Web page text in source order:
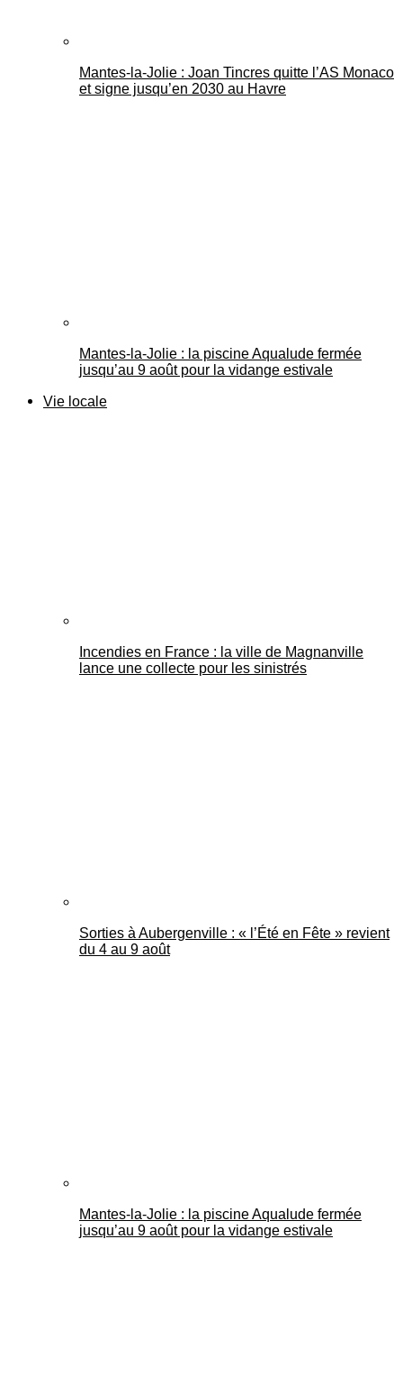
Mantes-la-Jolie : Joan Tincres quitte l’AS Monaco
et signe jusqu’en 2030 au Havre
Mantes-la-Jolie : la piscine Aqualude fermée
jusqu’au 9 août pour la vidange estivale
Vie locale
Incendies en France : la ville de Magnanville
lance une collecte pour les sinistrés
Sorties à Aubergenville : « l’Été en Fête » revient
du 4 au 9 août
Mantes-la-Jolie : la piscine Aqualude fermée
jusqu’au 9 août pour la vidange estivale